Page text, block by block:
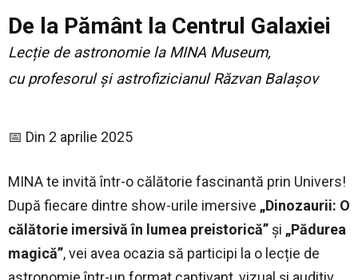
De la Pământ la Centrul Galaxiei
Lecție de astronomie la MINA Museum,
cu profesorul și astrofizicianul Răzvan Balașov
📅 Din 2 aprilie 2025
MINA te invită într-o călătorie fascinantă prin Univers!
După fiecare dintre show-urile imersive „Dinozaurii: O
călătorie imersivă în lumea preistorică” și „Pădurea
magică”, vei avea ocazia să participi la o lecție de